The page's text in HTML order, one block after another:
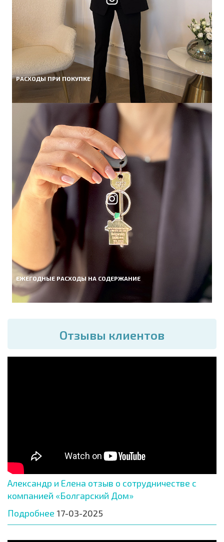
РАСХОДЫ ПРИ ПОКУПКЕ
ЕЖЕГОДНЫЕ РАСХОДЫ НА СОДЕРЖАНИЕ
Отзывы клиентов
Александр и Елена отзыв о сотрудничестве с
компанией «Болгарский Дом»
Подробнее 17-03-2025